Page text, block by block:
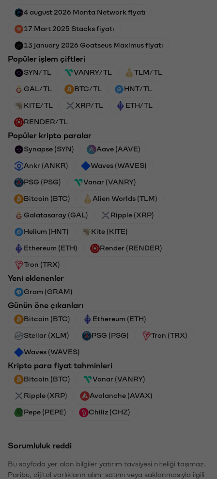
4 august 2026 Manta Network fiyatı
17 Mart 2025 Stacks fiyatı
13 january 2026 Goatseus Maximus fiyatı
Popüler işlem çiftleri
SYN/TL VANRY/TL TLM/TL
GAL/TL BTC/TL HNT/TL
KITE/TL XRP/TL ETH/TL
RENDER/TL
Popüler kripto paralar
Synapse (SYN) Aave (AAVE)
Ankr (ANKR) Waves (WAVES)
PSG (PSG) Vanar (VANRY)
Bitcoin (BTC) Alien Worlds (TLM)
Galatasaray (GAL) Ripple (XRP)
Helium (HNT) Kite (KITE)
Ethereum (ETH) Render (RENDER)
Tron (TRX)
Yeni eklenenler
Gram (GRAM)
Günün öne çıkanları
Bitcoin (BTC) Ethereum (ETH)
Stellar (XLM) PSG (PSG) Tron (TRX)
Waves (WAVES)
Kripto para fiyat tahminleri
Bitcoin (BTC) Vanar (VANRY)
Ripple (XRP) Avalanche (AVAX)
Pepe (PEPE) Chiliz (CHZ)
Sorumluluk reddi
Bu sayfada yer alan bilgiler yatırım tavsiyesi niteliği taşımaz.
Paribu, dijital varlıkların alım-satımı veya saklanmasıyla ilgili